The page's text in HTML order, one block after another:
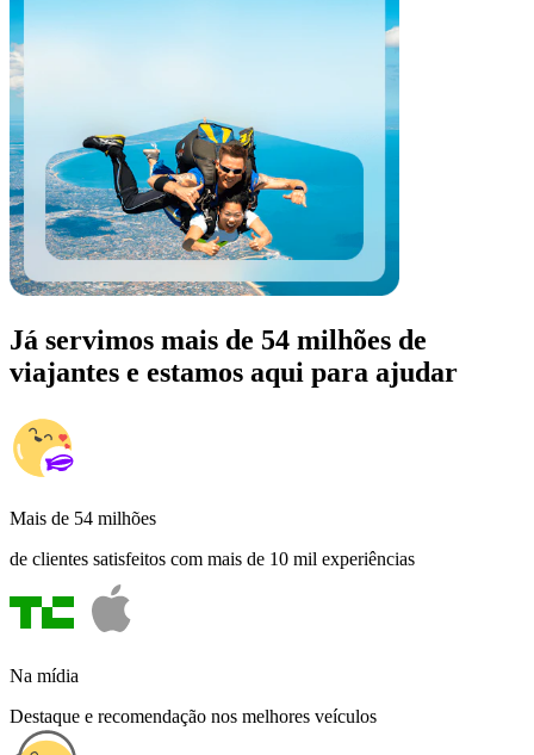
Já servimos mais de 54 milhões de
viajantes e estamos aqui para ajudar
Mais de 54 milhões
de clientes satisfeitos com mais de 10 mil experiências
Na mídia
Destaque e recomendação nos melhores veículos